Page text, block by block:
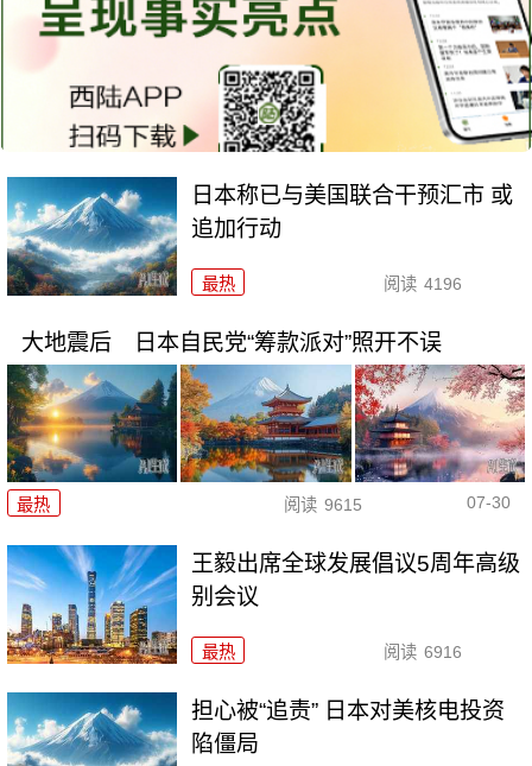
日本称已与美国联合干预汇市 或
追加行动
最热 阅读 4196
大地震后 日本自民党“筹款派对”照开不误
最热 阅读 9615 07-30
王毅出席全球发展倡议5周年高级
别会议
最热 阅读 6916
担心被“追责” 日本对美核电投资
陷僵局